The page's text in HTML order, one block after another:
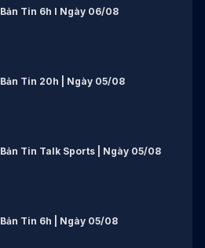
Bản Tin 6h I Ngày 06/08
Bản Tin 20h | Ngày 05/08
Bản Tin Talk Sports | Ngày 05/08
Bản Tin 6h | Ngày 05/08